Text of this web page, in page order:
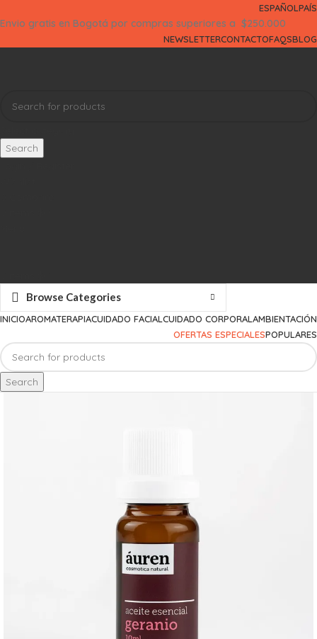
ESPAÑOLPAÍS
Envio gratis en Bogotá por compras superiores a $250.000
NEWSLETTERCONTACTOFAQSBLOG
Search
Browse Categories
INICIOAROMATERAPIACUIDADO FACIALCUIDADO CORPORALAMBIENTACIÓN
OFERTAS ESPECIALESPOPULARES
Search